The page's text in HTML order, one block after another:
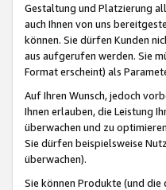
Gestaltung und Platzierung
auch Ihnen von uns
können. Sie dürfen Kunden
aus aufgerufen werden. Sie
Format erscheint) als
Auf Ihren Wunsch, jedoch
Ihnen erlauben, die Leistung
überwachen und zu
Sie dürfen beispielsweise
überwachen).
Sie können Produkte (und